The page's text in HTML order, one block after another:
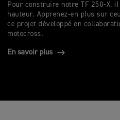
Pour construire notre TF 250-X,
hauteur. Apprenez-en plus sur
ce projet développé en
motocross.
En savoir plus